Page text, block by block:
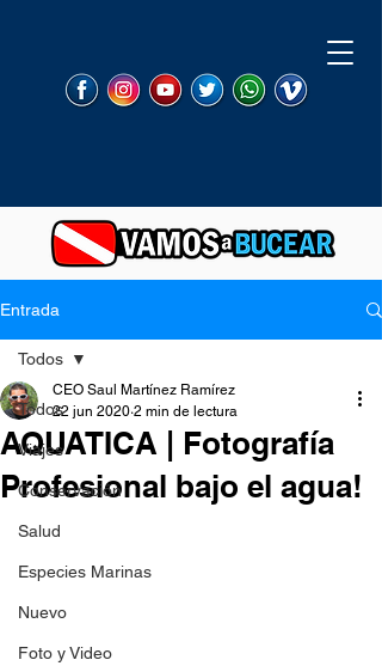
Entrada
Todos
Viajes
Conservación
Salud
Especies Marinas
Nuevo
Foto y Video
Todos
AQUATICA | Fotografía
Profesional bajo el agua!
CEO Saul Martínez Ramírez
22 jun 2020 2 min de lectura